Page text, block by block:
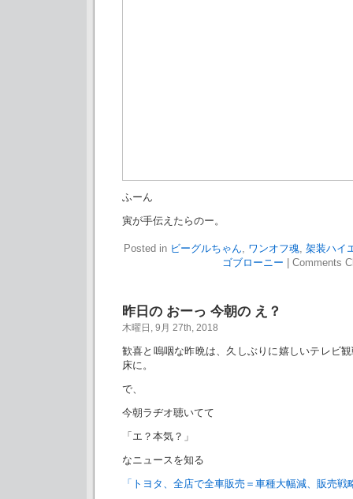
ふーん
寅が手伝えたらのー。
Posted in ビーグルちゃん, ワンオフ魂, 架装ハイ
ゴブローニー
Comments
昨日の おーっ 今朝の え？
木曜日, 9月 27th, 2018
歓喜と嗚咽な昨晩は、久しぶりに嬉しいテレビ
床に。
で、
今朝ラヂオ聴いてて
「エ？本気？」
なニュースを知る
「トヨタ、全店で全車販売＝車種大幅減、販売戦